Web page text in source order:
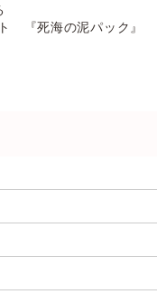
『死海の泥パック』